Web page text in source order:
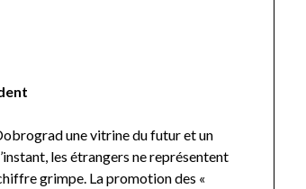
une vitrine du futur et un
les étrangers ne représentent
grimpe. La promotion des «